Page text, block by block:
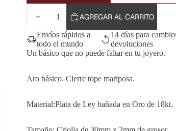
DISMINUIR
AUMENTAR
CANTIDAD
AGREGAR AL CARRITO
Envíos rápidos a
todo el mundo
14 días para
devoluciones
Un básico que no puede faltar en tu joyero.
Aro básico. Cierre tope mariposa.
Material:Plata de Ley bañada en Oro de 18kt.